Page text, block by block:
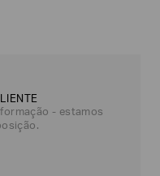
- estamos